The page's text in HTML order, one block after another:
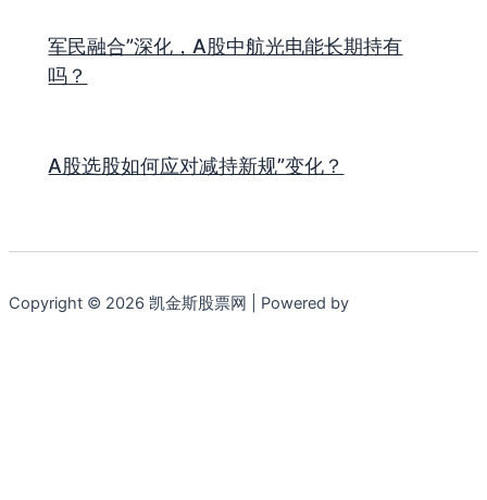
军民融合”深化，A股中航光电能长期持有
吗？
A股选股如何应对减持新规”变化？
Copyright © 2026 凯金斯股票网 | Powered by